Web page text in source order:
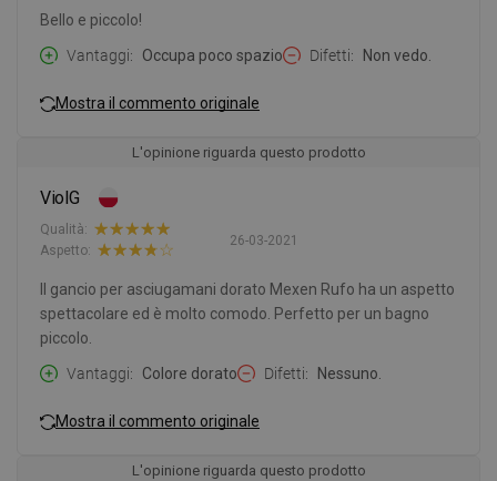
Bello e piccolo!
Vantaggi
Occupa poco spazio Difetti Non vedo.
Mostra il commento originale
L'opinione riguarda questo prodotto
ViolG
26-03-2021
Qualità:
Aspetto:
Il gancio per asciugamani dorato Mexen Rufo ha un aspetto
spettacolare ed è molto comodo. Perfetto per un bagno
piccolo.
Vantaggi
Colore dorato Difetti Nessuno.
Mostra il commento originale
L'opinione riguarda questo prodotto